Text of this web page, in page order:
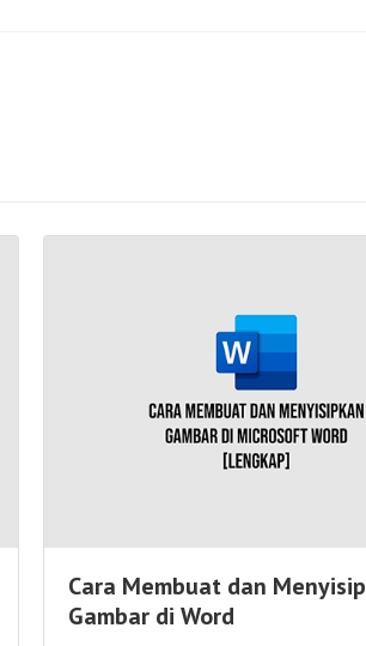
Cara Membuat dan
Gambar di Word